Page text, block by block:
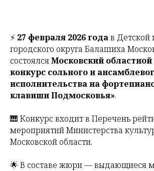
⚡️ 27 февраля 2026 годав Детской
городского округа Балашиха
состоялсяМосковский
конкурс сольного и
исполнительства на
клавиши Подмосковья».
🎹 Конкурс входит в Перечень
мероприятий Министерства
Московской области.
🌟 В составе жюри — выдающиеся